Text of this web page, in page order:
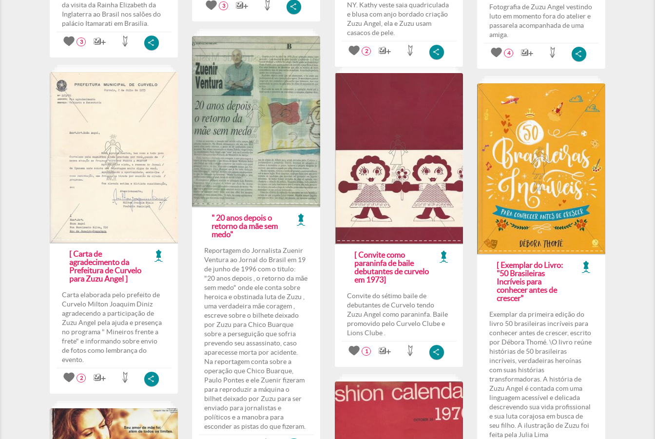
Fotografia de Zuzu Angel vestindo
luto em momento fora do atelier e
passarela acompanhada de uma
amiga.
4
NY. Kathy veste saia quadriculada
e blusa com anjo bordado criação
Zuzu Angel, ela e Zuzu usam
casacos de pele.
2
3
da visita da Rainha Elizabeth da
Inglaterra ao Brasil nos salões do
palácio Itamarati em Brasilia.
3
" 20 anos depois o
retorno da mãe sem
medo"
Reportagem do Jornalista Zuenir
Ventura ao Jornal do Brasil em 19
de junho de 1996 com o titulo:
"20 anos depois , o retorno da mãe
sem medo" onde ele conta sobre
heroica e obstinada luta de Zuzu ,
uma verdadeira mãe coragem ,
escreve sobre o bilhete deixado
por Zuzu para Chico Buarque
sobre a perseguição que sofria
prevendo seu assassinato, caso
aparecesse morta por acidente.
Na reportagem conta sobre a
operação que Chico Buarque,
Paulo Pontes e ele Zuenir fizeram
para reproduzir a máquina o
bilhet deixado por Zuzu para ser
enviado para jornalistas e
políticos e a manobra para
esconder as pistas do que fizeram.
[ Carta de
agradecimento da
Prefeitura de Curvelo
para Zuzu Angel ]
Carta elaborada pelo prefeito de
Curvelo Milton Joaquim Diniz
agradecendo a participação de
Zuzu Angel pela ajuda e presença
no programa " Mineiros frente a
frete" e informando sobre envio
de fotos como lembrança do
evento.
2
[ Convite como
paraninfa de baile
debutantes de curvelo
em 1973]
Convite do sétimo baile de
debutantes de Curvelo tendo
Zuzu Angel como paraninfa. Baile
promovido pelo Curvelo Clube e
Lions Clube .
1
[ Exemplar do Livro:
"50 Brasileiras
Incríveis para
conhecer antes de
crescer"
Exemplar da primeira edição do
livro 50 brasileiras incríveis para
conhecer antes de crescer, escrito
por Débora Thomé. \O livro reúne
histórias de 50 brasileiras
incríveis, verdadeiras heroínas
com suas histórias
transformadoras. A história de
Zuzu Angel é contada com uma
linguagem acessível e delicada
descrevendo sua vida profissional
e sua luta corajosa em busca de
seu filho. A ilustração de Zuzu foi
feita pela Julia Lima